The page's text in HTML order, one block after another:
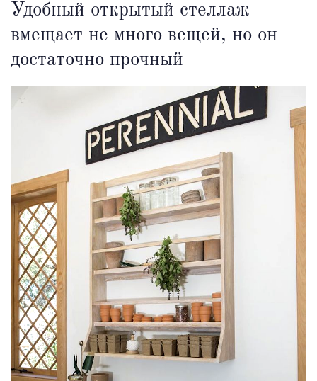
Удобный открытый стеллаж
вмещает не много вещей, но он
достаточно прочный